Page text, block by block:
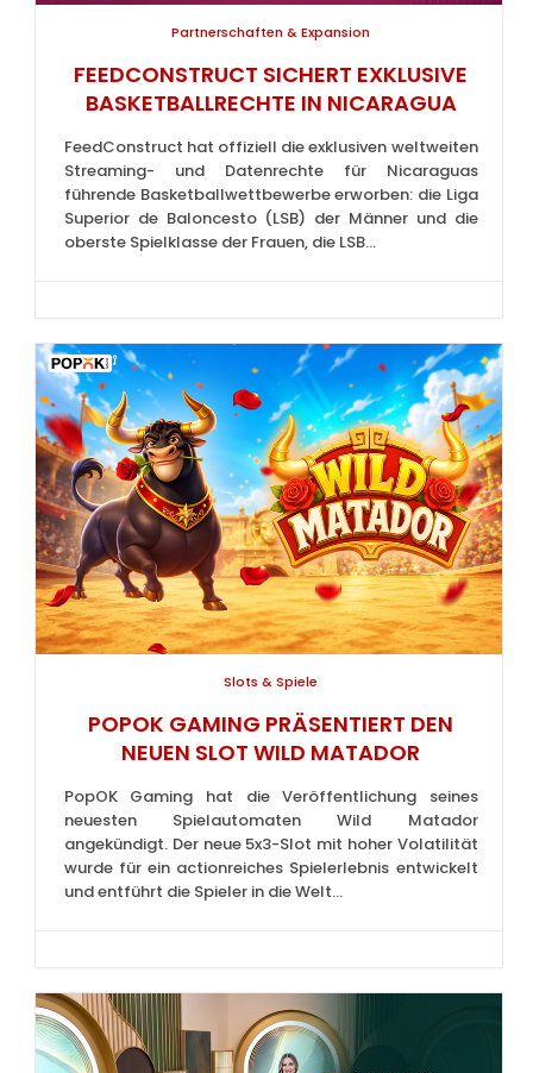
Partnerschaften & Expansion
FEEDCONSTRUCT SICHERT EXKLUSIVE
BASKETBALLRECHTE IN NICARAGUA
FeedConstruct hat offiziell die exklusiven weltweiten
Streaming- und Datenrechte für Nicaraguas
führende Basketballwettbewerbe erworben: die Liga
Superior de Baloncesto (LSB) der Männer und die
oberste Spielklasse der Frauen, die LSB...
Slots & Spiele
POPOK GAMING PRÄSENTIERT DEN
NEUEN SLOT WILD MATADOR
PopOK Gaming hat die Veröffentlichung seines
neuesten Spielautomaten Wild Matador
angekündigt. Der neue 5x3-Slot mit hoher Volatilität
wurde für ein actionreiches Spielerlebnis entwickelt
und entführt die Spieler in die Welt...